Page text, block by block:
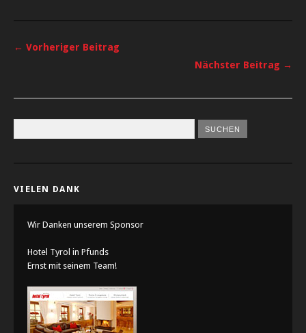
← Vorheriger Beitrag
Nächster Beitrag →
VIELEN DANK
Wir Danken unserem Sponsor
Hotel Tyrol in Pfunds
Ernst mit seinem Team!